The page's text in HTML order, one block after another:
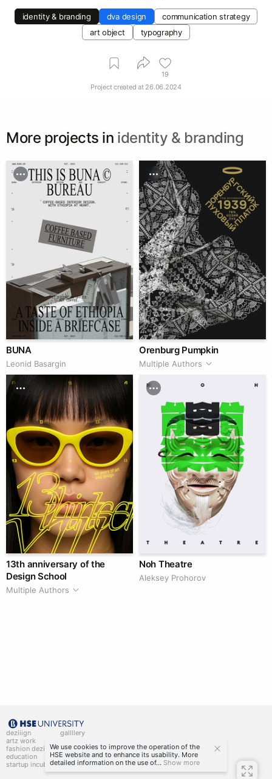
identity & branding dva design
communication strategy
art object
typography
19
Project created at 26.06.2024
More projects in identity & branding
BUNA
Leonid Basargin
Orenburg Pumpkin
Multiple Authors
13th anniversary of the
Design School
Multiple Authors
Noh Theatre
Aleksey Prohorov
deziiign
artz work
fashion deziiign
education
startup incubator
gallllery
kiiids.art
We use cookies to improve the operation of the
HSE website and to enhance its usability. More
detailed information on the use of... Show more